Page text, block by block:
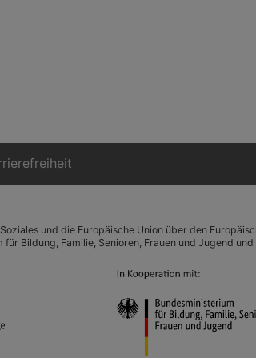
und die Europäische Union über den
Bildung, Familie, Senioren, Frauen und Jugend